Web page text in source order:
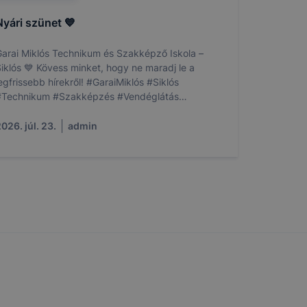
szünet 💙
Miklós Technikum és Szakképző Iskola –
💙 Kövess minket, hogy ne maradj le a
hírekről! #GaraiMiklós #Siklós
#Szakképzés #Vendéglátás
júl. 23.
admin
A
k
által